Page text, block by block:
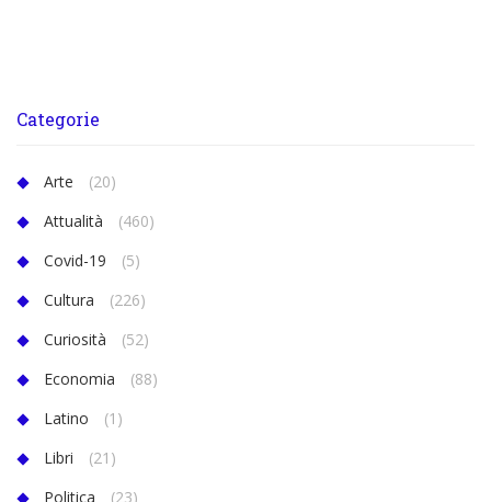
Categorie
Arte
(20)
Attualità
(460)
Covid-19
(5)
Cultura
(226)
Curiosità
(52)
Economia
(88)
Latino
(1)
Libri
(21)
Politica
(23)